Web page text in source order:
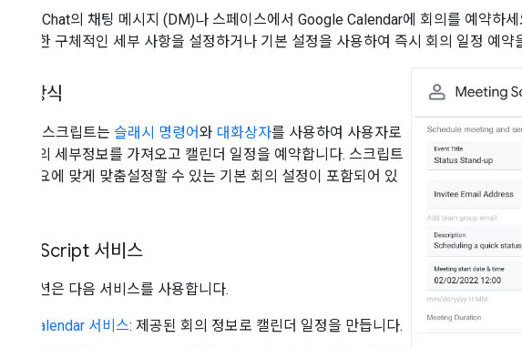
Google Chat의 채팅 메시지 (DM)나 스페이스에서 Google Calendar에 회의를 예약하
의에 대한 구체적인 세부 사항을 설정하거나 기본 설정을 사용하여 즉시 회의 일정 예약
작동 방식
Chat 앱 스크립트는 슬래시 명령어와 대화상자를 사용하여 사용자로
부터 회의 세부정보를 가져오고 캘린더 일정을 예약합니다. 스크립트
에는 필요에 맞게 맞춤설정할 수 있는 기본 회의 설정이 포함되어 있
Apps Script 서비스
이 솔루션은 다음 서비스를 사용합니다.
Calendar 서비스: 제공된 회의 정보로 캘린더 일정을 만듭니다.